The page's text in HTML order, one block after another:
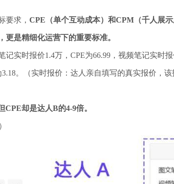
要求， CPE（单个互动成本）和CPM（千人展
是精细化运营下的重要标准。
实时报价1.4万，CPE为66.99，视频笔记实时
。（实时报价：达人亲自填写的真实报价，
却是达人B的4-9倍。